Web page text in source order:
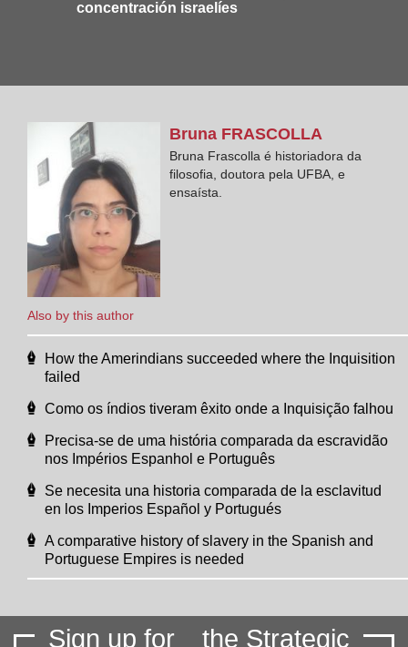
concentración israelíes
Also by this author
Bruna FRASCOLLA
Bruna Frascolla é historiadora da
filosofia, doutora pela UFBA, e
ensaísta.
How the Amerindians succeeded where the Inquisition
failed
Como os índios tiveram êxito onde a Inquisição falhou
Precisa-se de uma história comparada da escravidão
nos Impérios Espanhol e Português
Se necesita una historia comparada de la esclavitud
en los Imperios Español y Portugués
A comparative history of slavery in the Spanish and
Portuguese Empires is needed
Sign up for
the Strategic